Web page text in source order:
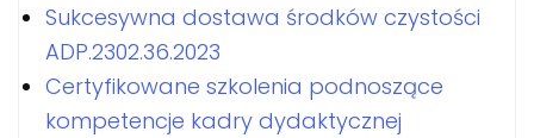
Sukcesywna dostawa środków czystości
ADP.2302.36.2023
Certyfikowane szkolenia podnoszące
kompetencje kadry dydaktycznej